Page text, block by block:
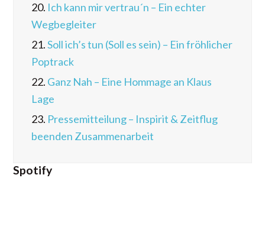
20. Ich kann mir vertrau´n – Ein echter
Wegbegleiter
21. Soll ich’s tun (Soll es sein) – Ein fröhlicher
Poptrack
22. Ganz Nah – Eine Hommage an Klaus
Lage
23. Pressemitteilung – Inspirit & Zeitflug
beenden Zusammenarbeit
Spotify